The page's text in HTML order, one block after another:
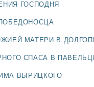
ГОСПОДНЯ
МАТЕРИ В
СПАСА В
ВЫРИЦКОГО